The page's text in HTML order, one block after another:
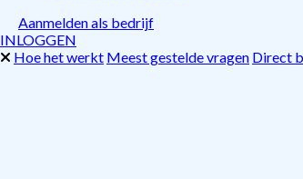
Aanmelden als bedrijf
INLOGGEN
Hoe het werkt Meest gestelde vragen Direct